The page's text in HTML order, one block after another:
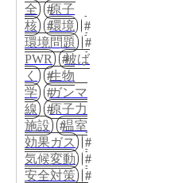
全
原子
核
環境
環境問題
PWR
被ば
く
生物
学
ガンマ
線
原子力
施設
温室
効果ガス
気候変動
安全対策